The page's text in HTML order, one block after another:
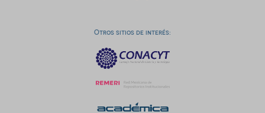
Otros sitios de interés: